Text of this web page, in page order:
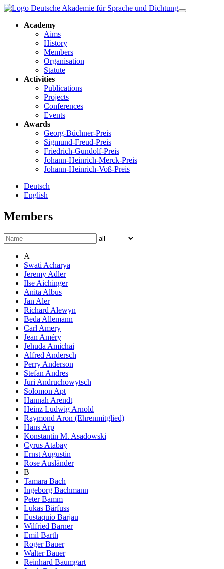
Academy
Aims
History
Members
Organisation
Statute
Activities
Publications
Projects
Conferences
Events
Awards
Georg-Büchner-Preis
Sigmund-Freud-Preis
Friedrich-Gundolf-Preis
Johann-Heinrich-Merck-Preis
Johann-Heinrich-Voß-Preis
Deutsch
English
Members
A
Swati Acharya
Jeremy Adler
Ilse Aichinger
Anita Albus
Jan Aler
Richard Alewyn
Beda Allemann
Carl Amery
Jean Améry
Jehuda Amichai
Alfred Andersch
Perry Anderson
Stefan Andres
Juri Andruchowytsch
Solomon Apt
Hannah Arendt
Heinz Ludwig Arnold
Raymond Aron (Ehrenmitglied)
Hans Arp
Konstantin M. Asadowski
Cyrus Atabay
Ernst Augustin
Rose Ausländer
B
Tamara Bach
Ingeborg Bachmann
Peter Bamm
Lukas Bärfuss
Eustaquio Barjau
Wilfried Barner
Emil Barth
Roger Bauer
Walter Bauer
Reinhard Baumgart